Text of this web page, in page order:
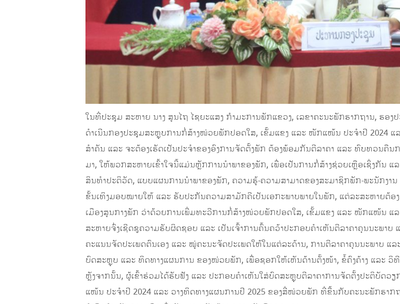
ໃນທີ່ປະຊຸມ ສະຫາຍ ນາງ ສູນໄຖ ໄຊຍະແສງ ກໍາມະການພັກແຂວງ, ເລຂາຄະນະພັກຮາກຖານ, ຮອ
ດໍາເນີນກອງປະຊຸມສະຫຼຸບການກໍ່ສ້າງໜ່ວຍພັກປອດໃສ, ເຂັ້ມແຂງ ແລະ ໜັກແໜ້ນ ປະຈໍາປີ 2024 ແ
ສໍາຄັນ ແລະ ຈະຕ້ອງເຮັດເປັນປະຈໍາຂອງອົງການຈັດຕັ້ງພັກ ຕ້ອງພ້ອມກັນຕີລາຄາ ແລະ ທົບທວນຄືນ
ມາ, ໃຫ້ພວກສະຫາຍເຂົ້າໃຈນີ້ແມ່ນຫຼັກການນໍາພາຂອງພັກ, ເພື່ອເປັນການກໍ່ສ້າງຊ່ວຍເຫຼືອເຊິ່ງກັນ
ສິນທໍາປະຕິວັດ, ແບບແຜນການນໍາພາຂອງພັກ, ຄວາມຮູ້-ຄວາມສາມາດຂອງສະມາຊິກພັກ-ພະນັກງ
ຂັ້ນເທິງມອບໝາຍໃຫ້ ແລະ ຮັບປະກັນຄວາມສາມັກຄີເປັນເອກະພາບພາຍໃນພັກ, ແຕ່ລະສະຫາຍຕ້ອ
ເມືອງສູນກາງພັກ ວ່າດ້ວຍການເພີ່ມທະວີການກໍ່ສ້າງໜ່ວຍພັກປອດໃສ, ເຂັ້ມແຂງ ແລະ ໜັກແໜ້ນ ແ
ສະຫາຍຈົ່ງເຊີດຊູຄວາມຮັບຜິດຊອບ ແລະ ເປັນເຈົ້າການຄົ້ນຄວ້າປະກອບຄໍາເຫັນຕີລາຄາຄຸນນະພາ
ຄະແນນຈັດປະເພດຕົນເອງ ແລະ ໝູ່ຄະນະຈັດປະເພດໃຫ້ໃນແຕ່ລະດ້ານ, ການຕີລາຄາຄຸນນະພາບ ແ
ບົດສະຫຼຸບ ແລະ ທິດທາງແຜນການ ຂອງໜ່ວຍພັກ, ເພື່ອຊອກໃຫ້ເຫັນດ້ານຕັ້ງໜ້າ, ຂໍ້ຄົງຄ້າງ ແລະ ວິ
ຫຼັງຈາກນັ້ນ, ຜູ້ເຂົ້າຮ່ວມໄດ້ຮັບຟັງ ແລະ ປະກອບຄໍາເຫັນໃສ່ບົດສະຫຼຸບຕີລາຄາການຈັດຕັ້ງປະຕິບັດວ
ແໜ້ນ ປະຈຳປີ 2024 ແລະ ວາງທິດທາງແຜນການປີ 2025 ຂອງສີ່ໜ່ວຍພັກ ທີ່ຂື້ນກັບຄະນະພັກຮາກ